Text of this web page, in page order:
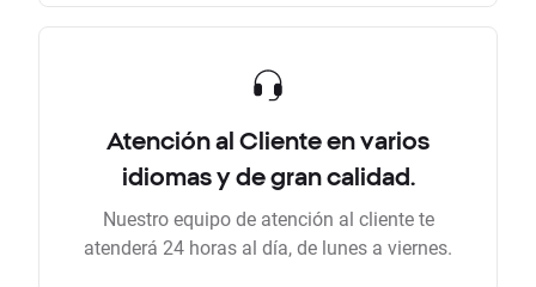
Atención al Cliente en varios
idiomas y de gran calidad.
Nuestro equipo de atención al cliente te
atenderá 24 horas al día, de lunes a viernes.